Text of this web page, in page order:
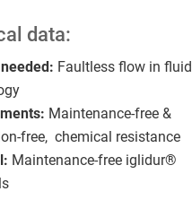
data:
Faultless flow in fluid
Maintenance-free &
free, chemical resistance
Maintenance-free iglidur®